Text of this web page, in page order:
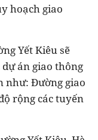
hoạch giao
Yết Kiêu sẽ
án giao thông
như: Đường giao
rộng các tuyến